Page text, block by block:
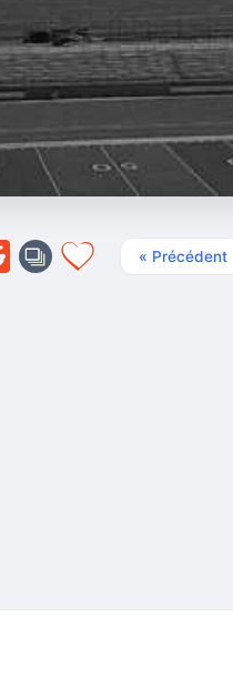
« Précédent